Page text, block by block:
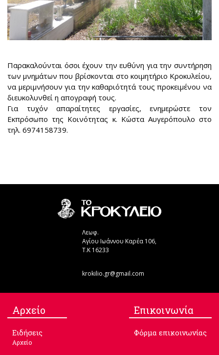
Παρακαλούνται όσοι έχουν την ευθύνη για την συντήρηση
των μνημάτων που βρίσκονται στο κοιμητήριο Κροκυλείου,
να μεριμνήσουν για την καθαριότητά τους προκειμένου να
διευκολυνθεί η απογραφή τους.
Για τυχόν απαραίτητες εργασίες, ενημερώστε τον
Εκπρόσωπο της Κοινότητας κ. Κώστα Αυγερόπουλο στο
τηλ. 6974158739.
Λεωφ.
Αγίου Ιωάννου Καρέα 106,
Τ.Κ 16233
krokilio.gr@gmail.com
Aρχείο
Ειδήσεις
Αρχείο
Επικοινωνία
Φόρμα επικοινωνίας